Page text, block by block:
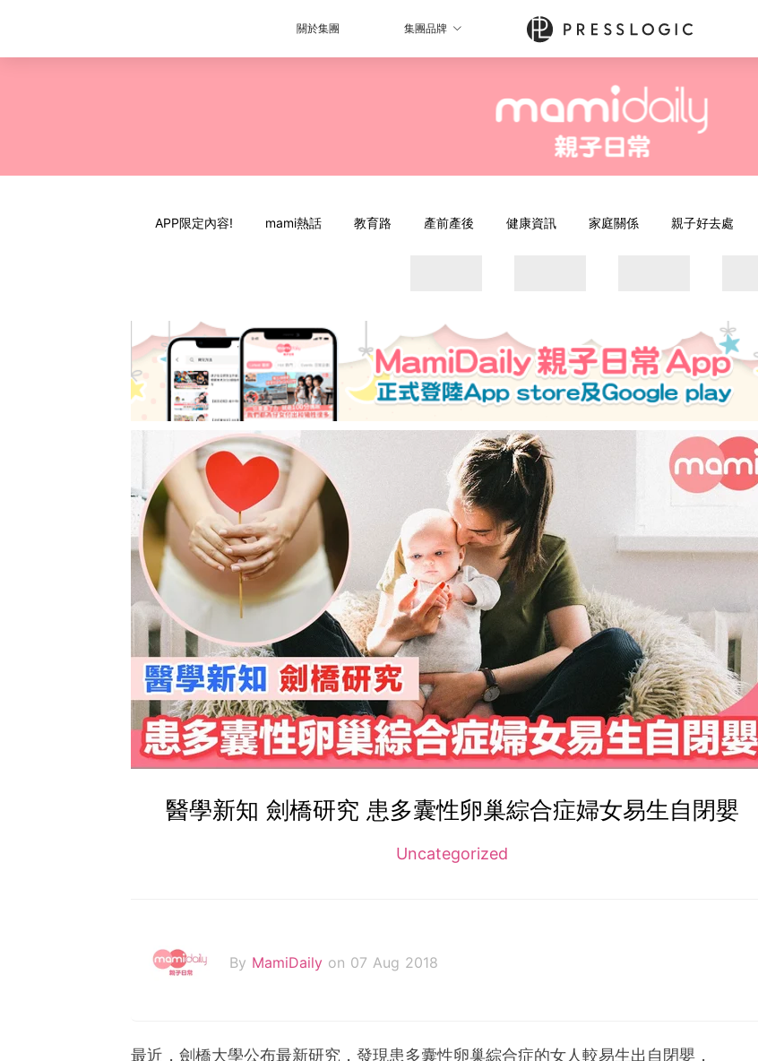
關於集團 集團品牌
APP限定內容! mami熱話 教育路 產前產後 健康資訊 家庭關係 親子好去處
醫學新知 劍橋研究 患多囊性卵巢綜合症婦女易生自閉嬰
Uncategorized
By MamiDaily on 07 Aug 2018
最近，劍橋大學公布最新研究，發現患多囊性卵巢綜合症的女人較易生出自閉嬰，